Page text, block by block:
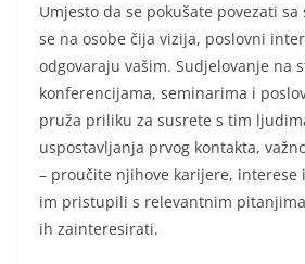
Umjesto da se pokušate povezati
se na osobe čija vizija, poslovni
odgovaraju vašim. Sudjelovanje na
konferencijama, seminarima i
pruža priliku za susrete s tim
uspostavljanja prvog kontakta,
– proučite njihove karijere, interese
im pristupili s relevantnim
ih zainteresirati.